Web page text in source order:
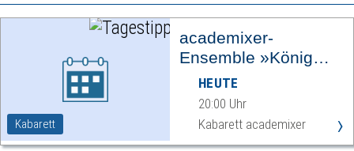
Kabarett
academixer-
Ensemble »König
Ödipus«
HEUTE
20:00 Uhr
Kabarett academixer
›